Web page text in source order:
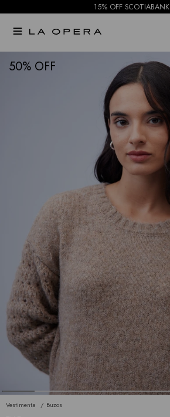
15% OFF SCOTIABANK

50
Vestimenta Buzos
NOTIFICARME